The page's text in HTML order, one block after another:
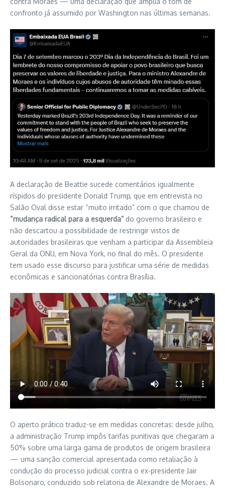
confronto já assumido por Washington nas últimas semanas.
A declaração de Beattie sucede comentários igualmente
ríspidos do presidente Donald Trump, que em entrevista no
Salão Oval disse estar “muito irritado” com o que chamou de
“mudança radical para a esquerda” do governo brasileiro e
não descartou a possibilidade de restringir vistos de
autoridades brasileiras que venham a participar da Assembleia
Geral da ONU, em Nova York, no final do mês. O presidente
tem usado esse discurso para justificar uma série de medidas
econômicas e sancionatórias contra Brasília.
O aperto prático traduz-se em medidas concretas: desde julho,
a administração Trump impôs tarifas punitivas que chegaram a
50% sobre uma larga gama de produtos de origem brasileira
— uma sanção comercial apresentada como retaliação à
condução do processo judicial contra o ex-presidente Jair
Bolsonaro, conduzido sob relatoria de Alexandre de Moraes. A